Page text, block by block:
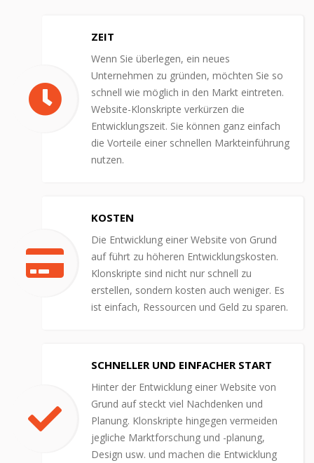
ZEIT
Wenn Sie überlegen, ein neues
Unternehmen zu gründen, möchten Sie so
schnell wie möglich in den Markt eintreten.
Website-Klonskripte verkürzen die
Entwicklungszeit. Sie können ganz einfach
die Vorteile einer schnellen Markteinführung
nutzen.
KOSTEN
Die Entwicklung einer Website von Grund
auf führt zu höheren Entwicklungskosten.
Klonskripte sind nicht nur schnell zu
erstellen, sondern kosten auch weniger. Es
ist einfach, Ressourcen und Geld zu sparen.
SCHNELLER UND EINFACHER START
Hinter der Entwicklung einer Website von
Grund auf steckt viel Nachdenken und
Planung. Klonskripte hingegen vermeiden
jegliche Marktforschung und -planung,
Design usw. und machen die Entwicklung